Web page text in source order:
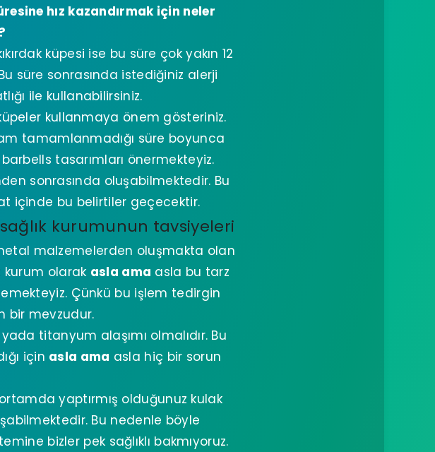
hız kazandırmak için neler
küpesi ise bu süre çok yakın 12
süre sonrasında istediğiniz alerji
ile kullanabilirsiniz.
kullanmaya önem gösteriniz.
tamamlanmadığı süre boyunca
tasarımları önermekteyiz.
sonrasında oluşabilmektedir. Bu
içinde bu belirtiler geçecektir.
kurumunun tavsiyeleri
malzemelerden oluşmakta olan
kurum olarak asla ama asla bu tarz
Çünkü bu işlem tedirgin
bir mevzudur.
titanyum alaşımı olmalıdır. Bu
için asla ama asla hiç bir sorun
yaptırmış olduğunuz kulak
Bu nedenle böyle
bizler pek sağlıklı bakmıyoruz.